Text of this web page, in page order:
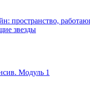
пространство,
звезды
Модуль 1